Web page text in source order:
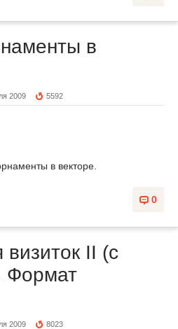
в
2009 5592
в векторе.
0
II (с
Формат
2009 8023